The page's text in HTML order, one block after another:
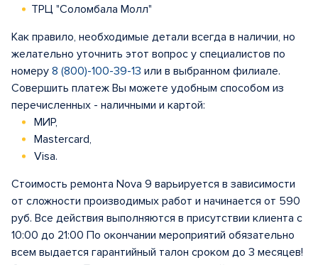
ТРЦ "Соломбала Молл"
Как правило, необходимые детали всегда в наличии, но
желательно уточнить этот вопрос у специалистов по
номеру 8 (800)-100-39-13 или в выбранном филиале.
Совершить платеж Вы можете удобным способом из
перечисленных - наличными и картой:
МИР,
Mastercard,
Visa.
Стоимость ремонта Nova 9 варьируется в зависимости
от сложности производимых работ и начинается от 590
руб. Все действия выполняются в присутствии клиента с
10:00 до 21:00 По окончании мероприятий обязательно
всем выдается гарантийный талон сроком до 3 месяцев!